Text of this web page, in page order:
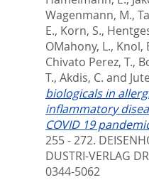
Wagenmann, M.,
E., Korn, S.,
OMahony, L., Knol,
Chivato Perez, T.,
T., Akdis, C. and
biologicals in
inflammatory
COVID 19
255 - 272.
DUSTRI-VERLAG
0344-5062